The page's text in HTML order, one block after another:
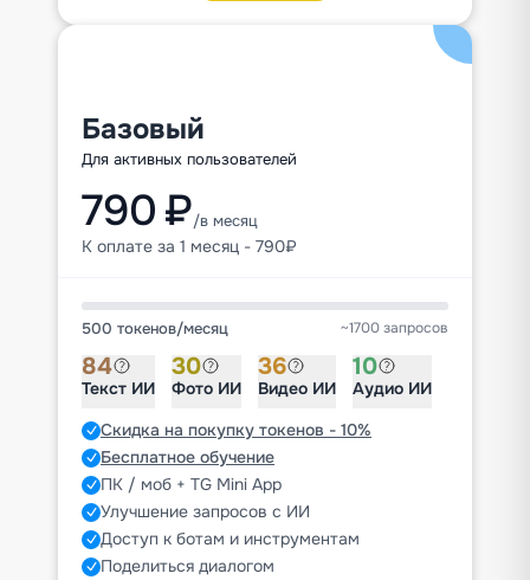
Базовый
Для активных пользователей
790 ₽/в месяц
К оплате за 1 месяц - 790₽
500 токенов/месяц ~1700 запросов
84
Текст ИИ
30
Фото ИИ
36
Видео ИИ
10
Аудио ИИ
Скидка на покупку токенов - 10%
Бесплатное обучение
ПК / моб + TG Mini App
Улучшение запросов с ИИ
Доступ к ботам и инструментам
Поделиться диалогом